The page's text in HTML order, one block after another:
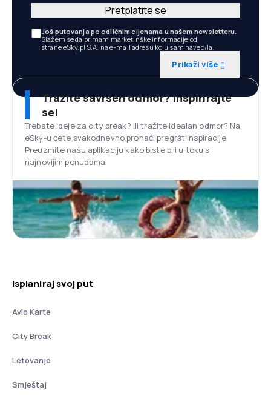
Još putovanja po odličnim cijenama u našem newsletteru.
Slažem se da primam marketinške informacije od
strane eSky.pl S.A. na e-mail adresu koju sam naveo/la.
Prikaži više
Pretplatite se
Tražite savršen odmor? Inspirirajte
se!
Trebate ideje za city break? Ili tražite idealan odmor? Na
eSky-u ćete svakodnevno pronaći pregršt inspiracije.
Preuzmite našu aplikaciju kako biste bili u toku s
najnovijim ponudama.
Isplaniraj svoj put
Avio Karte
City Break
Letovanje
Smještaj